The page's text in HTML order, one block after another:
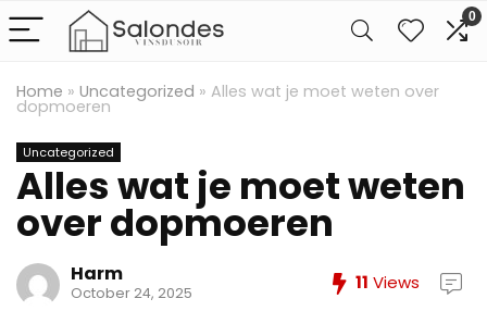
0
Home » Uncategorized » Alles wat je moet weten over
dopmoeren
Uncategorized
Alles wat je moet weten
over dopmoeren
Harm
October 24, 2025 11 Views